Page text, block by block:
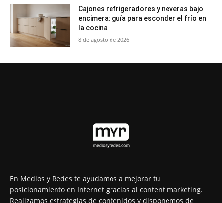
Cajones refrigeradores y neveras bajo
encimera: guía para esconder el frío en
la cocina
8 de agosto de 2026
En Medios y Redes te ayudamos a mejorar tu
posicionamiento en Internet gracias al content marketing.
Realizamos estrategias de contenidos y disponemos de